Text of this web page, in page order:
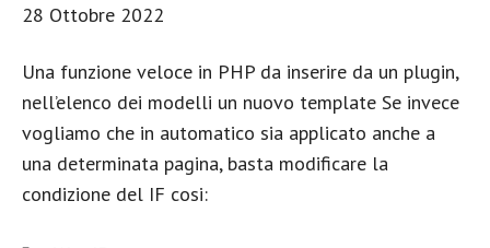
28 Ottobre 2022
Una funzione veloce in PHP da inserire da un plugin,
nell’elenco dei modelli un nuovo template Se invece
vogliamo che in automatico sia applicato anche a
una determinata pagina, basta modificare la
condizione del IF cosi: